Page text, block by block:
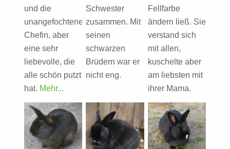
und die
unangefochtene
Chefin, aber
eine sehr
liebevolle, die
alle schön putzt
hat. Mehr...
Fellfarbe
ändern ließ. Sie
verstand sich
mit allen,
kuschelte aber
am liebsten mit
ihrer Mama.
Schwester
zusammen. Mit
seinen
schwarzen
Brüdern war er
nicht eng.